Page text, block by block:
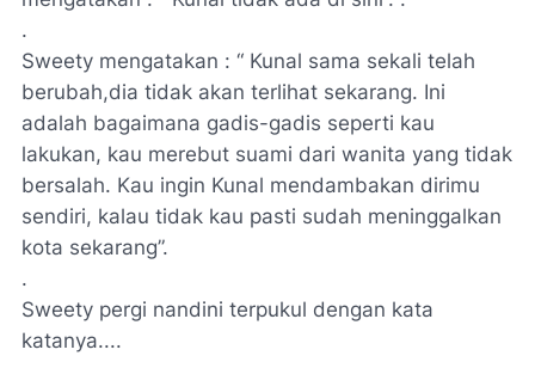
.
Sweety mengatakan : “ Kunal sama sekali telah
berubah,dia tidak akan terlihat sekarang. Ini
adalah bagaimana gadis-gadis seperti kau
lakukan, kau merebut suami dari wanita yang tidak
bersalah. Kau ingin Kunal mendambakan dirimu
sendiri, kalau tidak kau pasti sudah meninggalkan
kota sekarang”.
.
Sweety pergi nandini terpukul dengan kata
katanya....